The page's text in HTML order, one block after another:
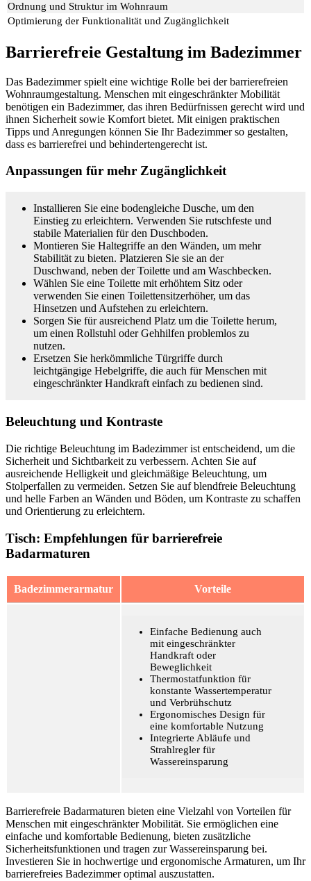
Ordnung und Struktur im Wohnraum
Optimierung der Funktionalität und Zugänglichkeit
Barrierefreie Gestaltung im Badezimmer
Das Badezimmer spielt eine wichtige Rolle bei der barrierefreien
Wohnraumgestaltung. Menschen mit eingeschränkter Mobilität
benötigen ein Badezimmer, das ihren Bedürfnissen gerecht wird und
ihnen Sicherheit sowie Komfort bietet. Mit einigen praktischen
Tipps und Anregungen können Sie Ihr Badezimmer so gestalten,
dass es barrierefrei und behindertengerecht ist.
Anpassungen für mehr Zugänglichkeit
Installieren Sie eine bodengleiche Dusche, um den
Einstieg zu erleichtern. Verwenden Sie rutschfeste und
stabile Materialien für den Duschboden.
Montieren Sie Haltegriffe an den Wänden, um mehr
Stabilität zu bieten. Platzieren Sie sie an der
Duschwand, neben der Toilette und am Waschbecken.
Wählen Sie eine Toilette mit erhöhtem Sitz oder
verwenden Sie einen Toilettensitzerhöher, um das
Hinsetzen und Aufstehen zu erleichtern.
Sorgen Sie für ausreichend Platz um die Toilette herum,
um einen Rollstuhl oder Gehhilfen problemlos zu
nutzen.
Ersetzen Sie herkömmliche Türgriffe durch
leichtgängige Hebelgriffe, die auch für Menschen mit
eingeschränkter Handkraft einfach zu bedienen sind.
Beleuchtung und Kontraste
Die richtige Beleuchtung im Badezimmer ist entscheidend, um die
Sicherheit und Sichtbarkeit zu verbessern. Achten Sie auf
ausreichende Helligkeit und gleichmäßige Beleuchtung, um
Stolperfallen zu vermeiden. Setzen Sie auf blendfreie Beleuchtung
und helle Farben an Wänden und Böden, um Kontraste zu schaffen
und Orientierung zu erleichtern.
Tisch: Empfehlungen für barrierefreie
Badarmaturen
Badezimmerarmatur Vorteile
Einfache Bedienung auch
mit eingeschränkter
Handkraft oder
Beweglichkeit
Thermostatfunktion für
konstante Wassertemperatur
und Verbrühschutz
Ergonomisches Design für
eine komfortable Nutzung
Integrierte Abläufe und
Strahlregler für
Wassereinsparung
Barrierefreie Badarmaturen bieten eine Vielzahl von Vorteilen für
Menschen mit eingeschränkter Mobilität. Sie ermöglichen eine
einfache und komfortable Bedienung, bieten zusätzliche
Sicherheitsfunktionen und tragen zur Wassereinsparung bei.
Investieren Sie in hochwertige und ergonomische Armaturen, um Ihr
barrierefreies Badezimmer optimal auszustatten.